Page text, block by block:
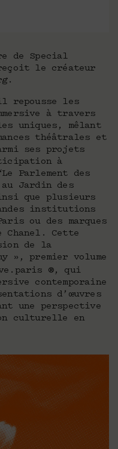
de Special
le créateur
repousse les
à travers
uniques, mêlant
théâtrales et
ses projets
à
Parlement des
Jardin des
que plusieurs
institutions
ou des marques
Cette
de la
», premier volume
®, qui
contemporaine
d’œuvres
une perspective
culturelle en